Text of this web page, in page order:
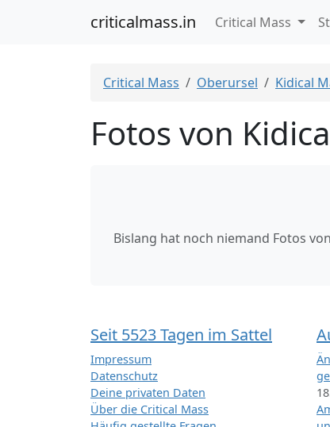
criticalmass.in Critical Mass
Critical Mass Oberursel Kidical
Fotos von
Bislang hat noch niemand Fotos
Seit 5523 Tagen im Sattel
Impressum
Datenschutz
Deine privaten Daten
Über die Critical Mass